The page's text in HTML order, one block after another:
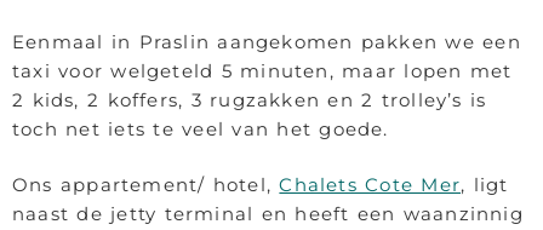
Eenmaal in Praslin aangekomen pakken we een
taxi voor welgeteld 5 minuten, maar lopen met
2 kids, 2 koffers, 3 rugzakken en 2 trolley’s is
toch net iets te veel van het goede.
Ons appartement/ hotel,Chalets Cote Mer, ligt
naast de jetty terminal en heeft een waanzinnig